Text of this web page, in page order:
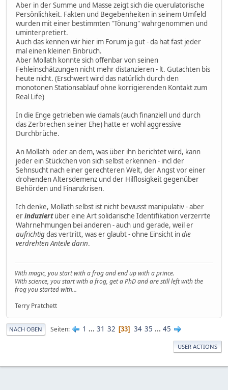
Aber in der Summe und Masse zeigt sich die querulatorische
Persönlichkeit. Fakten und Begebenheiten in seinem Umfeld
wurden mit einer bestimmten "Tönung" wahrgenommen und
uminterpretiert.
Auch das kennen wir hier im Forum ja gut - da hat fast jeder
mal einen kleinen Einbruch.
Aber Mollath konnte sich offenbar von seinen
Fehleinschätzungen nicht mehr distanzieren - lt. Gutachten bis
heute nicht. (Erschwert wird das natürlich durch den
monotonen Stationsablauf ohne korrigierenden Kontakt zum
Real Life)
In die Enge getrieben wie damals (auch finanziell und durch
das Zerbrechen seiner Ehe) hatte er wohl aggressive
Durchbrüche.
An Mollath oder an dem, was über ihn berichtet wird, kann
jeder ein Stückchen von sich selbst erkennen - incl der
Sehnsucht nach einer gerechteren Welt, der Angst vor einer
drohenden Altersdemenz und der Hilflosigkeit gegenüber
Behörden und Finanzkrisen.
Ich denke, Mollath selbst ist nicht bewusst manipulativ - aber
erinduziertüber eine Art solidarische Identifikation verzerrte
Wahrnehmungen bei anderen - auch und gerade, weil er
aufrichtigdas vertritt, was er glaubt - ohne Einsicht indie
verdrehten Anteile darin.
With magic, you start with a frog and end up with a prince.
With science, you start with a frog, get a PhD and are still left with the
frog you started with...
Terry Pratchett
NACH OBEN Seiten 1 ... 31 32 33 34 35 ... 45
USER ACTIONS